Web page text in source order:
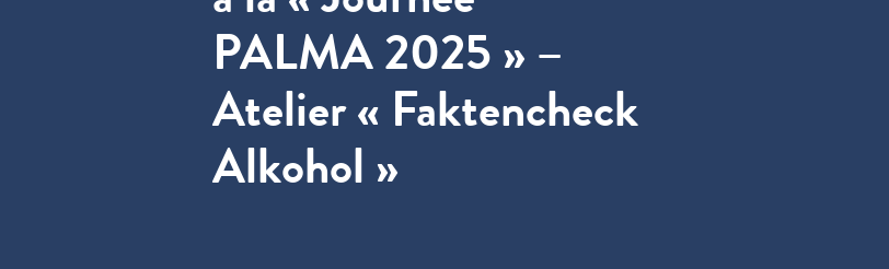
PALMA 2025 » –
Atelier « Faktencheck
Alkohol »